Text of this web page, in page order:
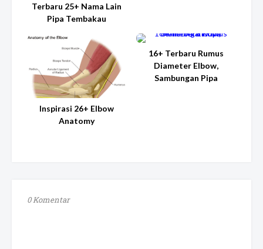
Terbaru 25+ Nama Lain
Pipa Tembakau
Inspirasi 26+ Elbow
Anatomy
16+ Terbaru Rumus
Diameter Elbow,
Sambungan Pipa
0 Komentar